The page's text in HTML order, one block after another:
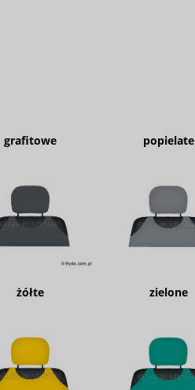
grafitowe popielate
żółte zielone